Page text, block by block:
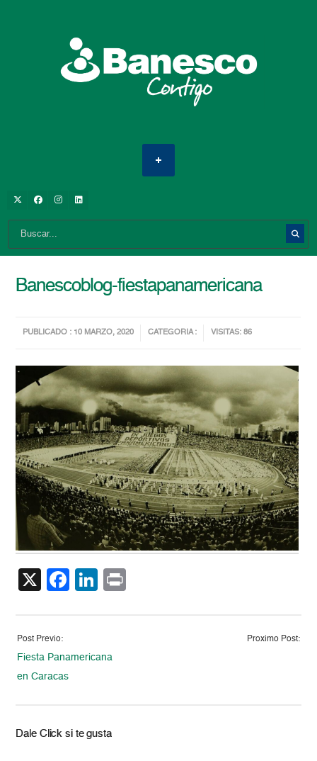
Banescoblog-fiestapanamericana
PUBLICADO : 10 MARZO, 2020 CATEGORIA : VISITAS: 86
X Facebook
LinkedIn
Post Previo:
Fiesta Panamericana
en Caracas
Proximo Post:
Dale Click si te gusta